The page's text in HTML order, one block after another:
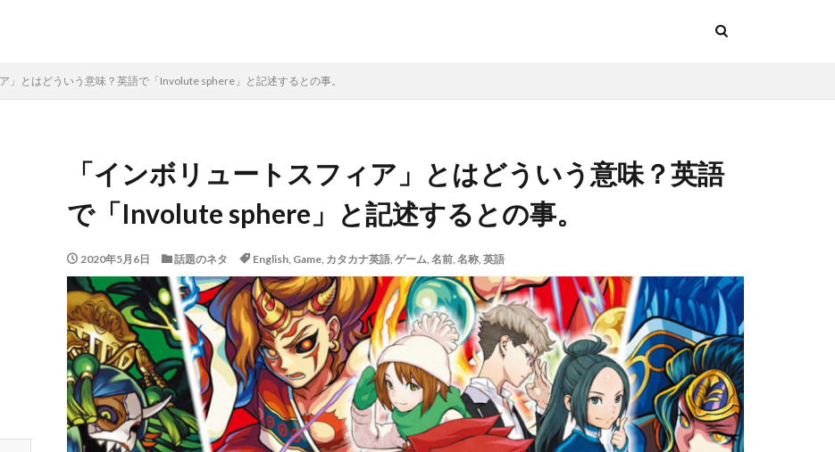
」とはどういう意味？英語で「Involute sphere」と記述するとの事。
「インボリュートスフィア」とはどういう意味？英語
で「Involute sphere」と記述するとの事。
2020年5月6日 話題のネタ English, Game, カタカナ英語, ゲーム, 名前, 名称, 英語